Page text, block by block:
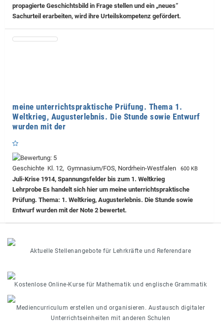
propagierte Geschichtsbild in Frage stellen und ein „neues“
Sachurteil erarbeiten, wird ihre Urteilskompetenz gefördert.
meine unterrichtspraktische Prüfung. Thema 1.
Weltkrieg, Augusterlebnis. Die Stunde sowie Entwurf
wurden mit der
Geschichte Kl. 12, Gymnasium/FOS, Nordrhein-Westfalen 600 KB
Juli-Krise 1914, Spannungsfelder bis zum 1. Weltkrieg
Lehrprobe Es handelt sich hier um meine unterrichtspraktische
Prüfung. Thema: 1. Weltkrieg, Augusterlebnis. Die Stunde sowie
Entwurf wurden mit der Note 2 bewertet.
Aktuelle Stellenangebote für Lehrkräfte und Referendare
Kostenlose Online-Kurse für Mathematik und englische Grammatik
Mediencurriculum erstellen und organisieren. Austausch digitaler
Unterrichtseinheiten mit anderen Schulen